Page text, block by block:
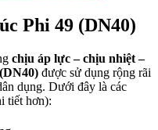
Phi 49 (DN40)
chịu áp lực – chịu nhiệt –
được sử dụng rộng rãi
dụng. Dưới đây là các
tiết hơn):